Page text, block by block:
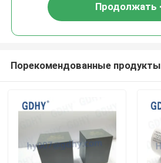
Продолжать
Порекомендованные продукты